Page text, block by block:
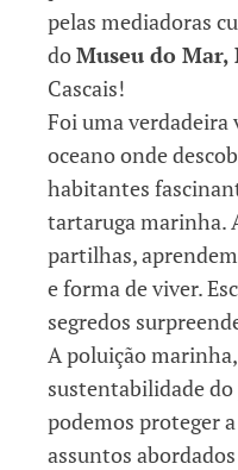
pelas mediadoras
doMuseu do Mar,
Cascais!
Foi uma verdadeira
oceano onde
habitantes
tartaruga marinha.
partilhas,
e forma de viver.
segredos
A poluição
sustentabilidade
podemos proteger
assuntos